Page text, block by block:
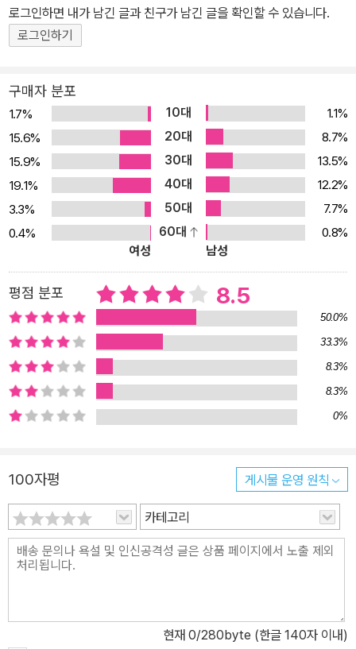
을 잃는 순간 젊음도 사라지는 것이다. 이 책을 통해 창조지성으로의
여행을 떠나는 당신은 영원히 젊음을 유지할 것이다. <젊음의 탄생>
창조적 사고 진화 프로젝트이다. “우리나라 젊은이들이라면 꼭 봐야
할 바이블 같은 책을 만들고 싶다는 소망이 있었지요. 세계 어느 나라
젊은이들과 비교해도 우리나라 젊은이들은 하나 손색이 없어요. 그런
데도 그 총명함과 지혜를 불필요한 소모전에 써버리고 정작 창조적인
생산 활동에서는 제 기량을 발휘하지 못하는 게 너무 안타까웠습니
다.” 이 책은 그런 문제의식에서 출발했다. 지난 2008년 3월 3일 서
울대학교 입학식에서 사회적으로 큰 반향을 불러 일으켰던 축사 “떴
다 떴다 비행기”를 발화점으로, 90년대 이후 탈이념의 글로벌 경쟁
하여 ‘창조 지성’을 향한 커다란 발걸음으로 <젊음의 탄생>을 창조해
냈다. 현실을 넘어, 이념을 넘어, 흑백 이분법을 넘어 창조지성을 위하
여 저자는 이 시대의 젊은이들에게 낡은 사고의 옷을 벗고 ‘진화’라는
새 옷으로 갈아입을 것을 요구한다. 저자가 말하는 ‘진화’란 반드시 하
나의 길에서 다음 단계로 발전하는 것만을 일컫는 것은 아니다. 때로
는 그 길에서 벗어나 방황하고 유영하고 익숙한 것을 새롭게, 낯선 것
하고 깊이 매료돼 뼛속까지 지독한 마르크스주의자였다고 회고한다.
하지만 이제는 FTA가 왜 필요한지를 이해한다. 중요한 것은 어떻게
개방하고 어떻게 협정을 맺는가 하는 점이다. 이렇듯 한 개인에게 있
어 진화란 수평적 이동이기도 하지만, 저자는 이 시대의 젊은이들이
라면 수평적 전환이 아닌 순환적 사고와 시각을 가져야 한다고 역설
관점으로 외부와 소통한 뒤 자신이 좋아하는 것, 사상과 이념을 스스
로그인하면 내가 남긴 글과 친구가 남긴 글을 확인할 수 있습니다.
로그인하기
구매자 분포
1.7% 10대
1.1%
15.6%
20대
8.7%
15.9%
30대
13.5%
19.1%
40대
12.2%
3.3%
50대
7.7%
0.4%
60대
0.8%
여성
남성
평점 분포 8.5
50.0%
33.3%
8.3%
8.3%
0%
100자평 게시물 운영 원칙
카테고리
현재 0/280byte (한글 140자 이내)